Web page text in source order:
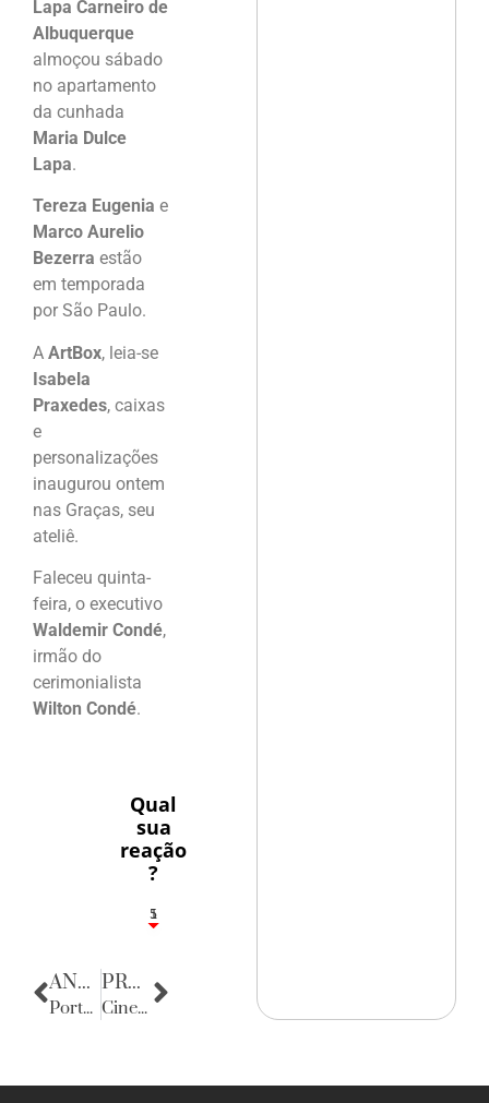
Lapa Carneiro de
Albuquerque
almoçou sábado
no apartamento
da cunhada
Maria Dulce
Lapa.
Tereza Eugenia e
Marco Aurelio
Bezerra estão
em temporada
por São Paulo.
A ArtBox, leia-se
Isabela
Praxedes, caixas
e
personalizações
inaugurou ontem
nas Graças, seu
ateliê.
Faleceu quinta-
feira, o executivo
Waldemir Condé,
irmão do
cerimonialista
Wilton Condé.
Qual
sua
reação
?
1
5
ANTERIOR
Porta Retratos
PRÓXIMA
CineFoot Tour 2014 – Recife